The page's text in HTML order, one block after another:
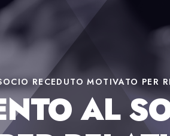
RECEDUTO MOTIVATO PER
AL